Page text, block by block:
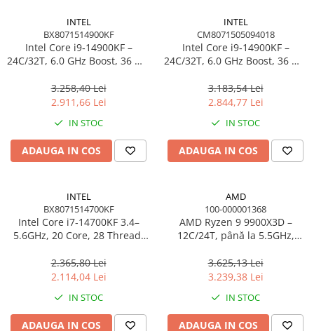
INTEL
BX8071514900KF
Intel Core i9‑14900KF –
24C/32T, 6.0 GHz Boost, 36 MB
3.258,40 Lei
2.911,66 Lei
IN STOC
ADAUGA IN COS
INTEL
CM8071505094018
Intel Core i9‑14900KF –
24C/32T, 6.0 GHz Boost, 36 MB
3.183,54 Lei
2.844,77 Lei
IN STOC
ADAUGA IN COS
INTEL
BX8071514700KF
Intel Core i7‑14700KF 3.4–
5.6GHz, 20 Core, 28 Thread,
2.365,80 Lei
2.114,04 Lei
IN STOC
ADAUGA IN COS
AMD
100-000001368
AMD Ryzen 9 9900X3D –
12C/24T, până la 5.5GHz,
3.625,13 Lei
3.239,38 Lei
IN STOC
ADAUGA IN COS